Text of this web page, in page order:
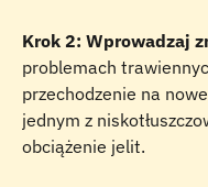
Krok 2: Wprowadzaj
problemach
przechodzenie na
jednym z
obciążenie jelit.